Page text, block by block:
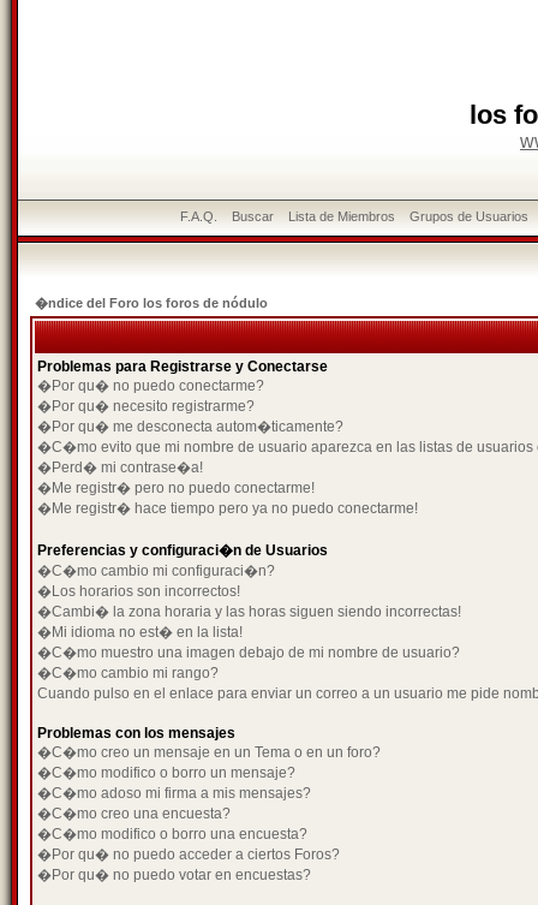
los
F.A.Q. Buscar Lista de Miembros Grupos de Usuarios
�ndice del Foro los foros de nódulo
Problemas para Registrarse y Conectarse
�Por qu� no puedo conectarme?
�Por qu� necesito registrarme?
�Por qu� me desconecta autom�ticamente?
�C�mo evito que mi nombre de usuario aparezca en las listas de usuarios
�Perd� mi contrase�a!
�Me registr� pero no puedo conectarme!
�Me registr� hace tiempo pero ya no puedo conectarme!
Preferencias y configuraci�n de Usuarios
�C�mo cambio mi configuraci�n?
�Los horarios son incorrectos!
�Cambi� la zona horaria y las horas siguen siendo incorrectas!
�Mi idioma no est� en la lista!
�C�mo muestro una imagen debajo de mi nombre de usuario?
�C�mo cambio mi rango?
Cuando pulso en el enlace para enviar un correo a un usuario me pide
Problemas con los mensajes
�C�mo creo un mensaje en un Tema o en un foro?
�C�mo modifico o borro un mensaje?
�C�mo adoso mi firma a mis mensajes?
�C�mo creo una encuesta?
�C�mo modifico o borro una encuesta?
�Por qu� no puedo acceder a ciertos Foros?
�Por qu� no puedo votar en encuestas?